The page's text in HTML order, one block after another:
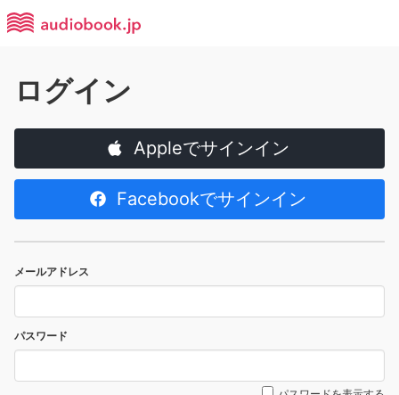
ログイン
Appleでサインイン
Facebookでサインイン
メールアドレス
パスワード